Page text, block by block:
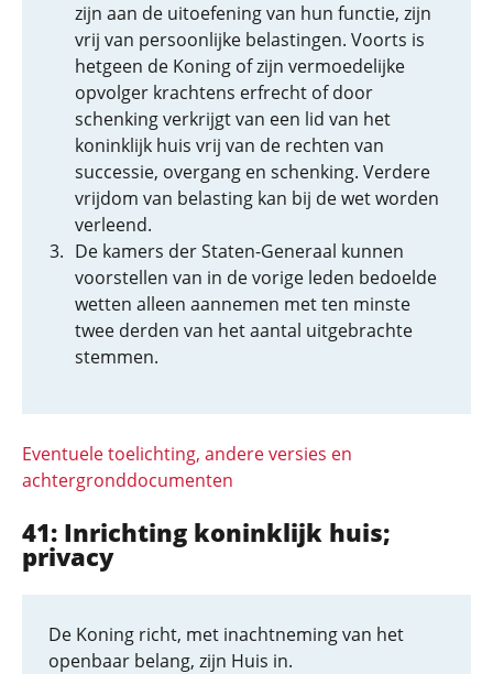
zijn aan de uitoefening van hun functie, zijn
vrij van persoonlijke belastingen. Voorts is
hetgeen de Koning of zijn vermoedelijke
opvolger krachtens erfrecht of door
schenking verkrijgt van een lid van het
koninklijk huis vrij van de rechten van
successie, overgang en schenking. Verdere
vrijdom van belasting kan bij de wet worden
verleend.
De kamers der Staten-Generaal kunnen
voorstellen van in de vorige leden bedoelde
wetten alleen aannemen met ten minste
twee derden van het aantal uitgebrachte
stemmen.
Eventuele toelichting, andere versies en
achtergronddocumenten
41: Inrichting koninklijk huis;
privacy
De Koning richt, met inachtneming van het
openbaar belang, zijn Huis in.